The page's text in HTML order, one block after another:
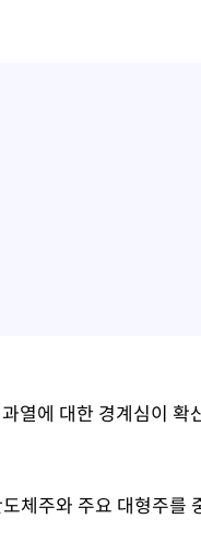
열에 대한 경계심이
체주와 주요 대형주를